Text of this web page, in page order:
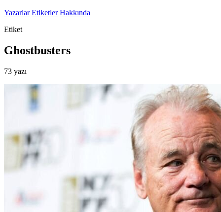
Yazarlar Etiketler Hakkında
Etiket
Ghostbusters
73 yazı